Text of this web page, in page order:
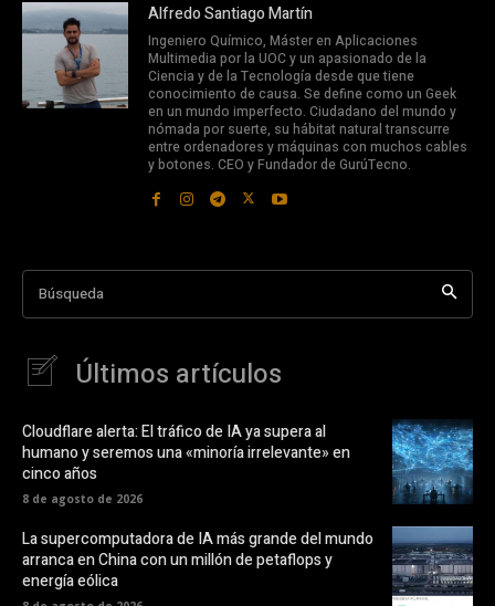
Alfredo Santiago Martín
Ingeniero Químico, Máster en Aplicaciones
Multimedia por la UOC y un apasionado de la
Ciencia y de la Tecnología desde que tiene
conocimiento de causa. Se define como un Geek
en un mundo imperfecto. Ciudadano del mundo y
nómada por suerte, su hábitat natural transcurre
entre ordenadores y máquinas con muchos cables
y botones. CEO y Fundador de GurúTecno.
Búsqueda
Últimos artículos
Cloudflare alerta: El tráfico de IA ya supera al
humano y seremos una «minoría irrelevante» en
cinco años
8 de agosto de 2026
La supercomputadora de IA más grande del mundo
arranca en China con un millón de petaflops y
energía eólica